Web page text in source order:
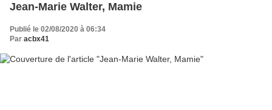
Jean-Marie Walter, Mamie
Publié le 02/08/2020 à 06:34
Par acbx41